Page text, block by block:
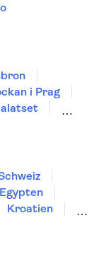
i Prag
museum
Egypten
Kroatien